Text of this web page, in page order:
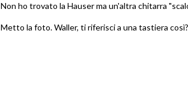
Non ho trovato la Hauser ma un'altra chitarra
Metto la foto. Waller, ti riferisci a una tastiera così?